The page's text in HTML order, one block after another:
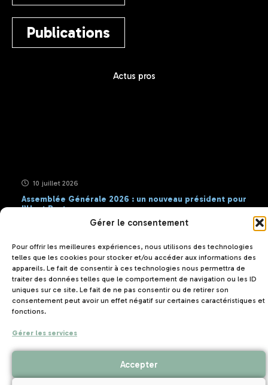
Gérer le consentement
Pour offrir les meilleures expériences, nous utilisons des technologies
telles que les cookies pour stocker et/ou accéder aux informations des
appareils. Le fait de consentir à ces technologies nous permettra de
traiter des données telles que le comportement de navigation ou les ID
uniques sur ce site. Le fait de ne pas consentir ou de retirer son
consentement peut avoir un effet négatif sur certaines caractéristiques et
fonctions.
Gérer les services
Accepter
Publications
Actus pros
10 juillet 2026
Assemblée Générale 2026 : un nouveau président pour
l’Unat Bretagne
Contact
5 rue Joseph Le Brix